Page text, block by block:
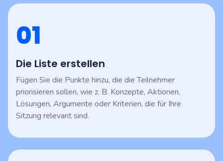
01
Die Liste erstellen
Fügen Sie die Punkte hinzu, die die Teilnehmer
priorisieren sollen, wie z. B. Konzepte, Aktionen,
Lösungen, Argumente oder Kriterien, die für Ihre
Sitzung relevant sind.